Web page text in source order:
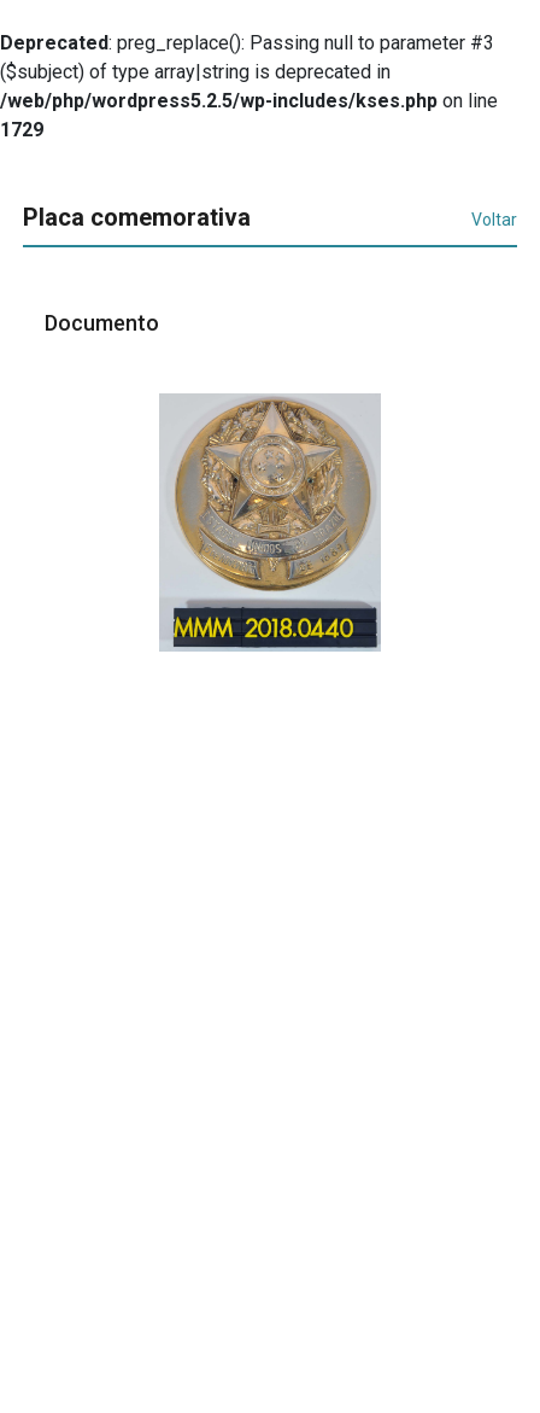
Deprecated: preg_replace(): Passing null to parameter #3
($subject) of type array|string is deprecated in
/web/php/wordpress5.2.5/wp-includes/kses.php on line
1729
Placa comemorativa Voltar
Documento